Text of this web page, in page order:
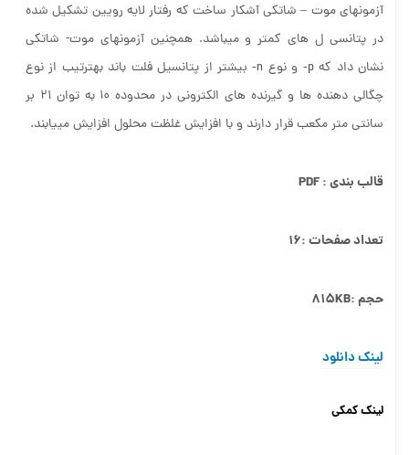
آزمونهای موت – شاتکی آشکار ساخت که رفتار لایه رویین تشکیل شده
در پتانسی ل های کمتر و میباشد. همچنین آزمونهای موت- شاتکی
نشان داد که p‐ و نوع n‐ بیشتر از پتانسیل فلت باند بهترتیب از نوع
چگالی دهنده ها و گیرنده های الکترونی در محدوده ۱۰ به توان ۲۱ بر
سانتی متر مکعب قرار دارند و با افزایش غلظت محلول افزایش مییابند.
قالب بندی : PDF
تعداد صفحات :۱۶
حجم :۸۱۵KB
لینک دانلود
لینک کمکی